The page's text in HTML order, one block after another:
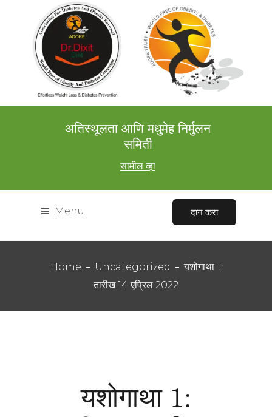
अतिस्थूलता आणि मधुमेह निर्मुलन
समिती
सामील व्हा
Menu दान करा
Home Uncategorized
यशोगाथा 1:
तारीख 14 एप्रिल 2022
यशोगाथा 1: